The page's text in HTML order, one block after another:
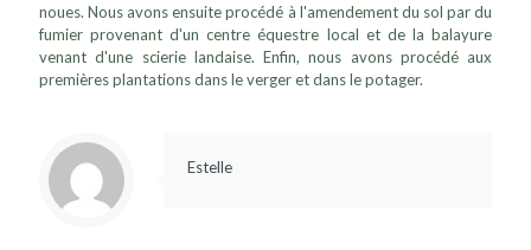
noues. Nous avons ensuite procédé à l'amendement du sol par du
fumier provenant d'un centre équestre local et de la balayure
venant d'une scierie landaise. Enfin, nous avons procédé aux
premières plantations dans le verger et dans le potager.
Estelle